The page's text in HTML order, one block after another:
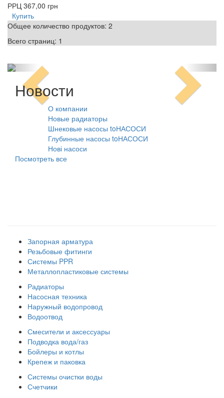
РРЦ 367,00 грн
Купить
Общее количество продуктов: 2
Всего страниц: 1
Новости
О компании
Новые радиаторы
Шнековые насосы toНАСОСИ
Глубинные насосы toНАСОСИ
Нові насоси
Посмотреть все
Запорная арматура
Резьбовые фитинги
Системы PPR
Металлопластиковые системы
Радиаторы
Насосная техника
Наружный водопровод
Водоотвод
Смесители и аксессуары
Подводка вода/газ
Бойлеры и котлы
Крепеж и паковка
Системы очистки воды
Счетчики